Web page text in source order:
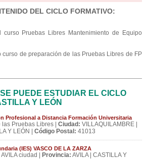
DEL CICLO FORMATIVO:
curso Pruebas Libres Mantenimiento de Equipo
curso de preparación de las Pruebas Libres de FP
PUEDE ESTUDIAR EL CICLO
Y LEÓN
Profesional a Distancia Formación Universitaria
Pruebas Libres | Ciudad: VILLAQUILAMBRE |
Y LEÓN | Código Postal: 41013
(IES) VASCO DE LA ZARZA
AVILA ciudad | Provincia: AVILA | CASTILLA Y